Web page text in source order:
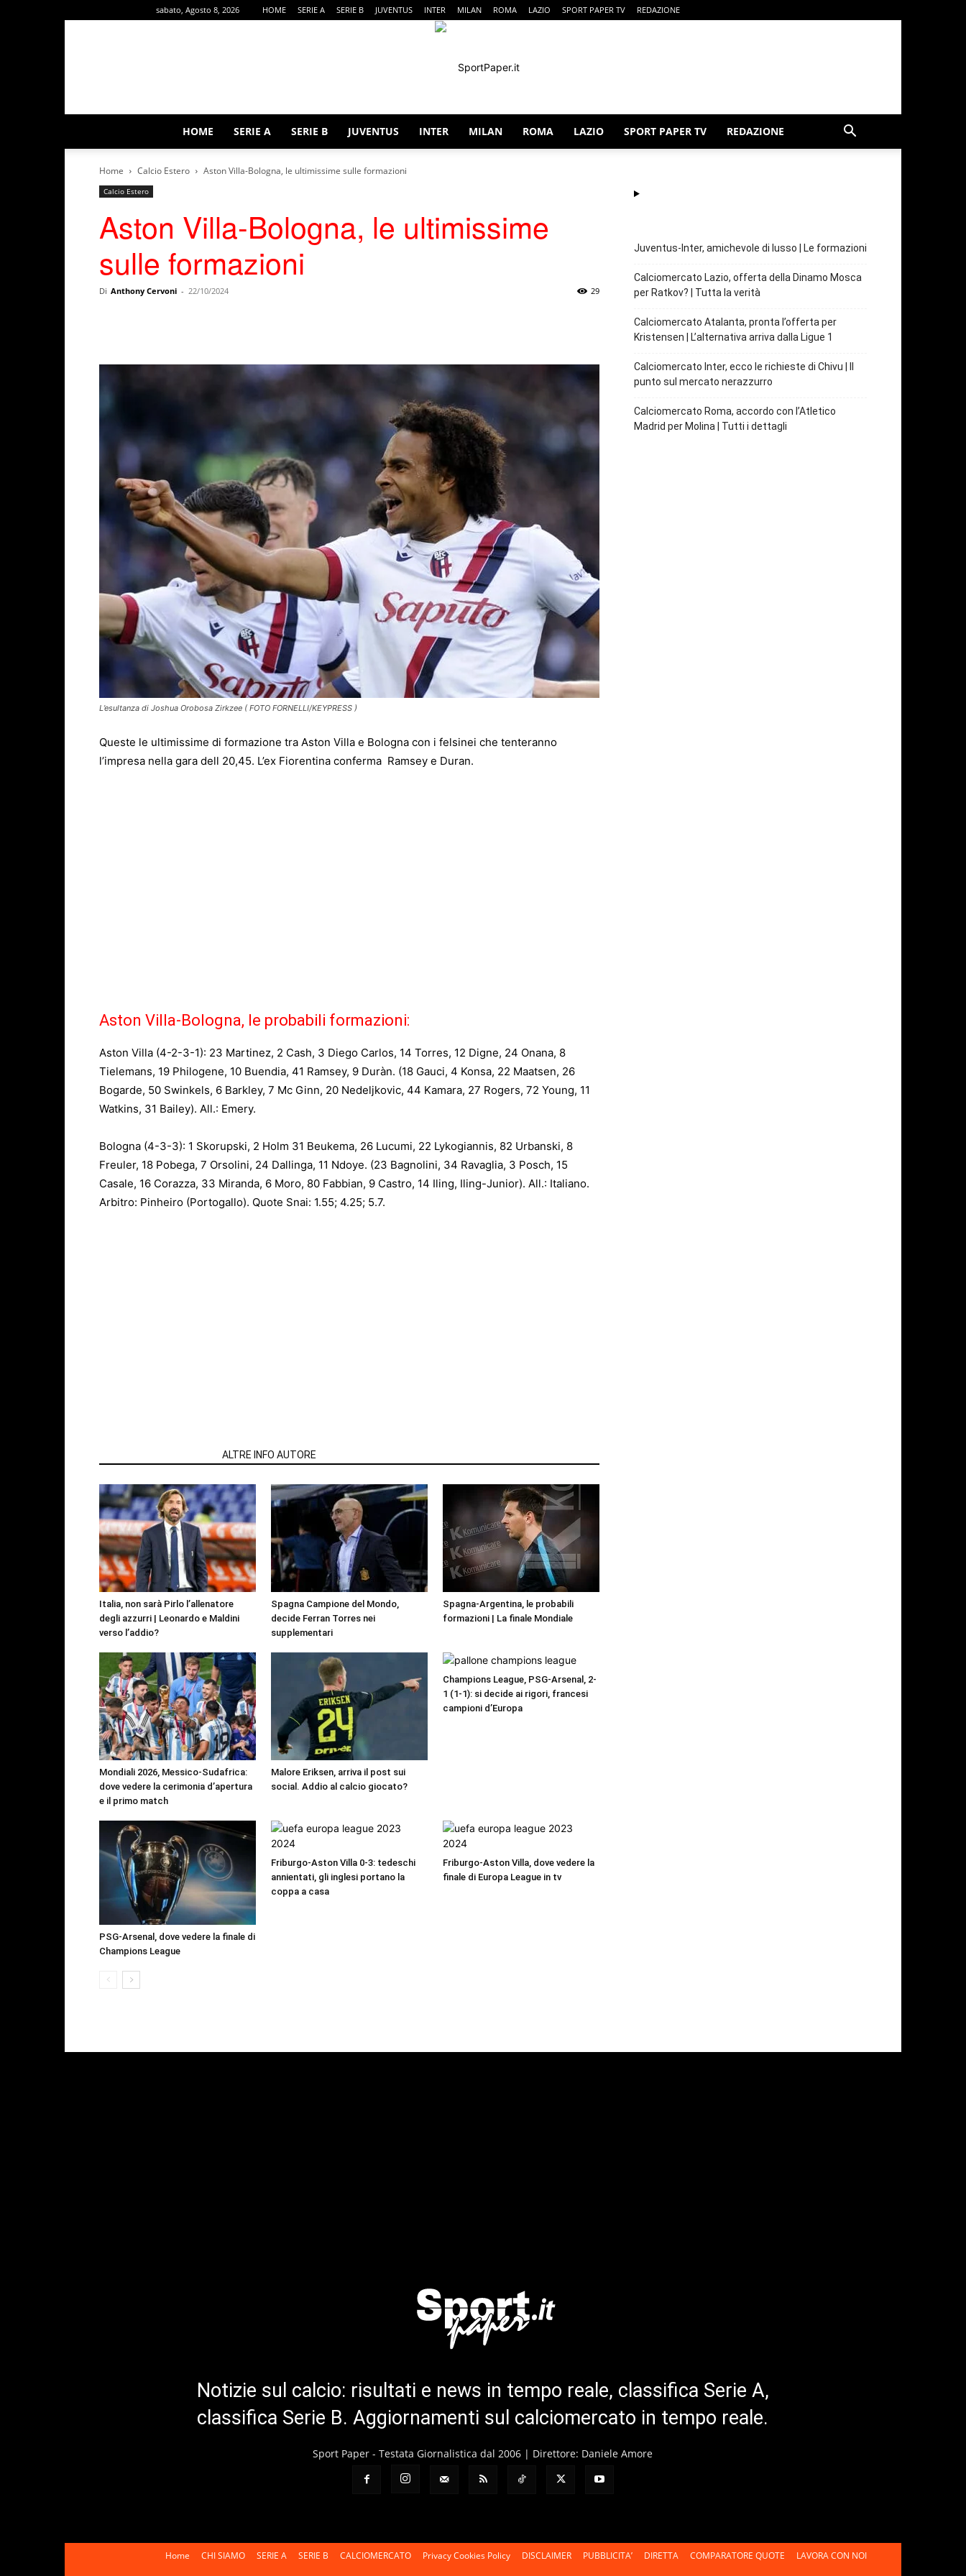
sabato, Agosto 8, 2026 HOME SERIE A SERIE B JUVENTUS INTER MILAN ROMA LAZIO SPORT PAPER TV REDAZIONE
HOME SERIE A SERIE B JUVENTUS INTER MILAN ROMA LAZIO SPORT PAPER TV REDAZIONE
Home Calcio Estero Aston Villa-Bologna, le ultimissime sulle formazioni
Calcio Estero
Aston Villa-Bologna, le ultimissime
sulle formazioni
Di Anthony Cervoni - 22/10/2024 29
L’esultanza di Joshua Orobosa Zirkzee ( FOTO FORNELLI/KEYPRESS )
Queste le ultimissime di formazione tra Aston Villa e Bologna con i felsinei che tenteranno
l’impresa nella gara dell 20,45. L’ex Fiorentina conferma Ramsey e Duran.
Aston Villa-Bologna, le probabili formazioni:
Aston Villa (4-2-3-1): 23 Martinez, 2 Cash, 3 Diego Carlos, 14 Torres, 12 Digne, 24 Onana, 8
Tielemans, 19 Philogene, 10 Buendia, 41 Ramsey, 9 Duràn. (18 Gauci, 4 Konsa, 22 Maatsen, 26
Bogarde, 50 Swinkels, 6 Barkley, 7 Mc Ginn, 20 Nedeljkovic, 44 Kamara, 27 Rogers, 72 Young, 11
Watkins, 31 Bailey). All.: Emery.
Bologna (4-3-3): 1 Skorupski, 2 Holm 31 Beukema, 26 Lucumi, 22 Lykogiannis, 82 Urbanski, 8
Freuler, 18 Pobega, 7 Orsolini, 24 Dallinga, 11 Ndoye. (23 Bagnolini, 34 Ravaglia, 3 Posch, 15
Casale, 16 Corazza, 33 Miranda, 6 Moro, 80 Fabbian, 9 Castro, 14 Iling, Iling-Junior). All.: Italiano.
Arbitro: Pinheiro (Portogallo). Quote Snai: 1.55; 4.25; 5.7.
ALTRE INFO AUTORE
Italia, non sarà Pirlo l’allenatore
degli azzurri | Leonardo e Maldini
verso l’addio?
Spagna Campione del Mondo,
decide Ferran Torres nei
supplementari
Spagna-Argentina, le probabili
formazioni | La finale Mondiale
Mondiali 2026, Messico-Sudafrica:
dove vedere la cerimonia d’apertura
e il primo match
Malore Eriksen, arriva il post sui
social. Addio al calcio giocato?
Champions League, PSG-Arsenal, 2-
1 (1-1): si decide ai rigori, francesi
campioni d’Europa
PSG-Arsenal, dove vedere la finale di
Champions League
Friburgo-Aston Villa 0-3: tedeschi
annientati, gli inglesi portano la
coppa a casa
Friburgo-Aston Villa, dove vedere la
finale di Europa League in tv
Juventus-Inter, amichevole di lusso | Le formazioni
Calciomercato Lazio, offerta della Dinamo Mosca
per Ratkov? | Tutta la verità
Calciomercato Atalanta, pronta l’offerta per
Kristensen | L’alternativa arriva dalla Ligue 1
Calciomercato Inter, ecco le richieste di Chivu | Il
punto sul mercato nerazzurro
Calciomercato Roma, accordo con l’Atletico
Madrid per Molina | Tutti i dettagli
Notizie sul calcio: risultati e news in tempo reale, classifica Serie A,
classifica Serie B. Aggiornamenti sul calciomercato in tempo reale.
Sport Paper - Testata Giornalistica dal 2006 | Direttore: Daniele Amore
Home CHI SIAMO SERIE A SERIE B CALCIOMERCATO Privacy Cookies Policy DISCLAIMER PUBBLICITA’ DIRETTA COMPARATORE QUOTE LAVORA CON NOI